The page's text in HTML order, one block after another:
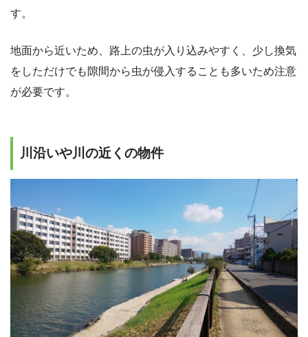
す。
地面から近いため、路上の虫が入り込みやすく、少し換気
をしただけでも隙間から虫が侵入することも多いため注意
が必要です。
川沿いや川の近くの物件